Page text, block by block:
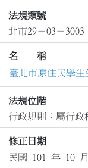
法規類號
北市29－03－3003
名 稱
臺北市原住民學生
法規位階
行政規則：屬行政
修正日期
民國 101 年 10